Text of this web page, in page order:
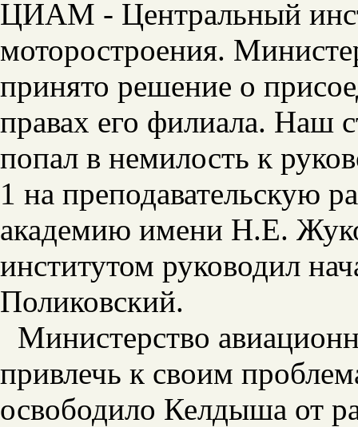
ЦИАМ - Центральный
моторостроения.
принято решение о
правах его филиала. Наш
попал в немилость к
1 на преподавательскую
академию имени Н.Е.
институтом руководил
Поликовский.
Министерство
привлечь к своим
освободило Келдыша от